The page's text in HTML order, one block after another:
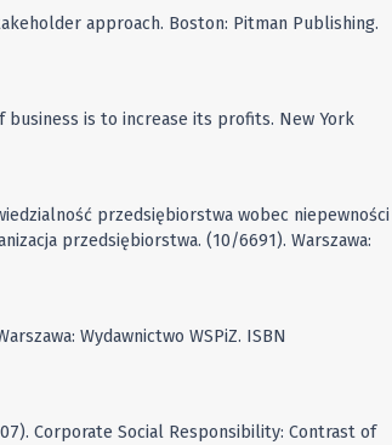
approach. Boston: Pitman Publishing.
business is to increase its profits. New York
przedsiębiorstwa wobec niepewności
przedsiębiorstwa. (10/6691). Warszawa:
Wydawnictwo WSPiZ. ISBN
Corporate Social Responsibility: Contrast of